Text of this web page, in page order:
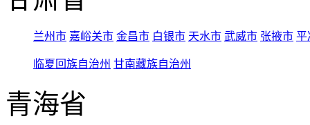
兰州市 嘉峪关市 金昌市 白银市 天水市 武威市 张掖市 平
临夏回族自治州 甘南藏族自治州
青海省